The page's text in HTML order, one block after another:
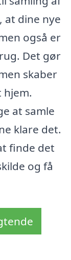
at dine nye
også er
Det gør
skaber
at samle
klare det.
finde det
og få